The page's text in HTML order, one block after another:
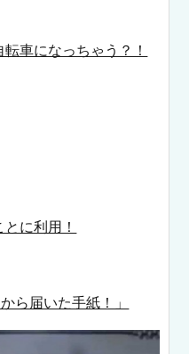
車になっちゃう？！
に利用！
ら届いた手紙！」